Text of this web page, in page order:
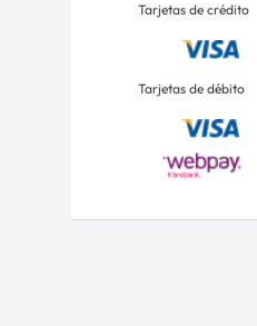
Tarjetas de crédito
Tarjetas de débito